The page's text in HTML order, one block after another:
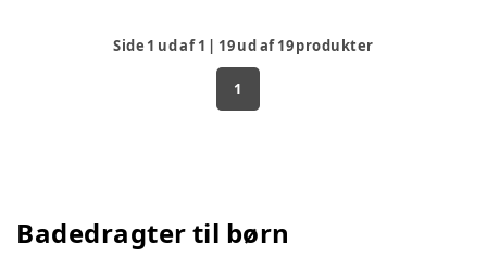
Side 1 ud af1 | 19ud af19produkter
1
Badedragter til børn